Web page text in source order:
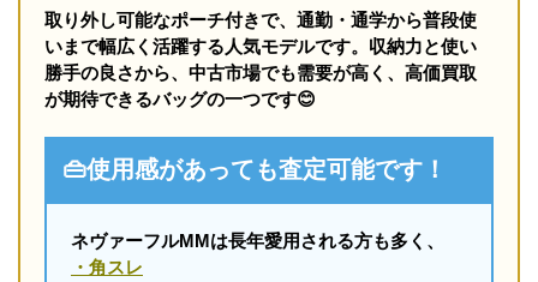
取り外し可能なポーチ付きで、通勤・通学から普段使
いまで幅広く活躍する人気モデルです。収納力と使い
勝手の良さから、中古市場でも需要が高く、高価買取
が期待できるバッグの一つです😊
👜使用感があっても査定可能です！
ネヴァーフルMMは長年愛用される方も多く、
・角スレ